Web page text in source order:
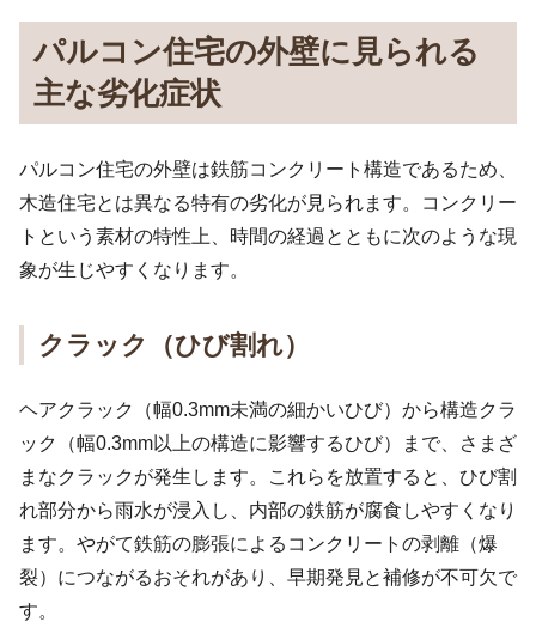
パルコン住宅の外壁に見られる
主な劣化症状
パルコン住宅の外壁は鉄筋コンクリート構造であるため、
木造住宅とは異なる特有の劣化が見られます。コンクリー
トという素材の特性上、時間の経過とともに次のような現
象が生じやすくなります。
クラック（ひび割れ）
ヘアクラック（幅0.3mm未満の細かいひび）から構造クラ
ック（幅0.3mm以上の構造に影響するひび）まで、さまざ
まなクラックが発生します。これらを放置すると、ひび割
れ部分から雨水が浸入し、内部の鉄筋が腐食しやすくなり
ます。やがて鉄筋の膨張によるコンクリートの剥離（爆
裂）につながるおそれがあり、早期発見と補修が不可欠で
す。